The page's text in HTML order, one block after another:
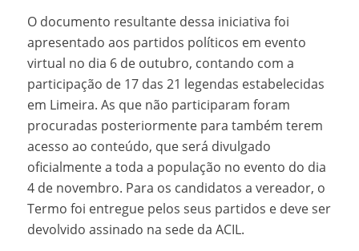
O documento resultante dessa iniciativa foi
apresentado aos partidos políticos em evento
virtual no dia 6 de outubro, contando com a
participação de 17 das 21 legendas estabelecidas
em Limeira. As que não participaram foram
procuradas posteriormente para também terem
acesso ao conteúdo, que será divulgado
oficialmente a toda a população no evento do dia
4 de novembro. Para os candidatos a vereador, o
Termo foi entregue pelos seus partidos e deve ser
devolvido assinado na sede da ACIL.